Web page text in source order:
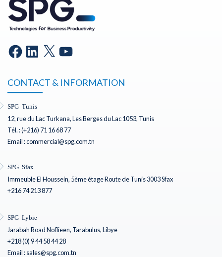
CONTACT & INFORMATION
SPG Tunis
12, rue du Lac Turkana, Les Berges du Lac 1053, Tunis
Tél. : (+216) 71 16 68 77
Email : commercial@spg.com.tn
SPG Sfax
Immeuble El Houssein, 5ème étage Route de Tunis 3003 Sfax
+216 74 213 877
SPG Lybie
Jarabah Road Noflieen, Tarabulus, Libye
+218 (0) 9 44 58 44 28
Email : sales@spg.com.tn